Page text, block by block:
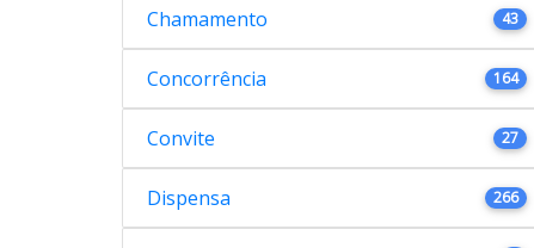
Chamamento 43
Concorrência 164
Convite 27
Dispensa 266